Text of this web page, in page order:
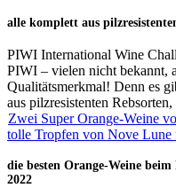
alle komplett aus
PIWI International Wine
PIWI – vielen nicht bekannt,
Qualitätsmerkmal! Denn es
aus pilzresistenten
Zwei Super Orange-Weine
tolle Tropfen von Nove
die besten Orange-Weine
2022